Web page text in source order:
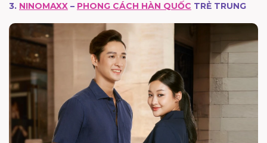
3. NINOMAXX – PHONG CÁCH HÀN QUỐC TRẺ TRUNG